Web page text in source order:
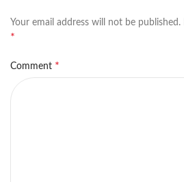
Your email address will not be published.
*
Comment *